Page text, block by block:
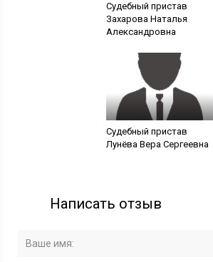
Судебный пристав
Захарова Наталья
Александровна
Судебный пристав
Лунёва Вера Сергеевна
Написать отзыв